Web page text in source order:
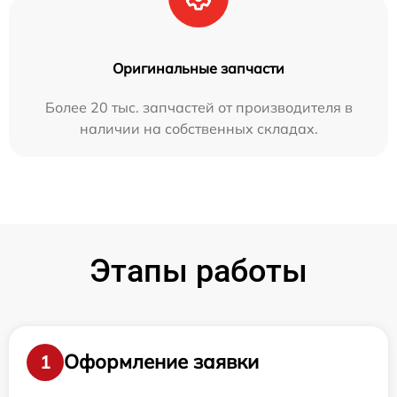
Оригинальные запчасти
Более 20 тыс. запчастей от производителя в
наличии на собственных складах.
Этапы работы
1
Оформление заявки